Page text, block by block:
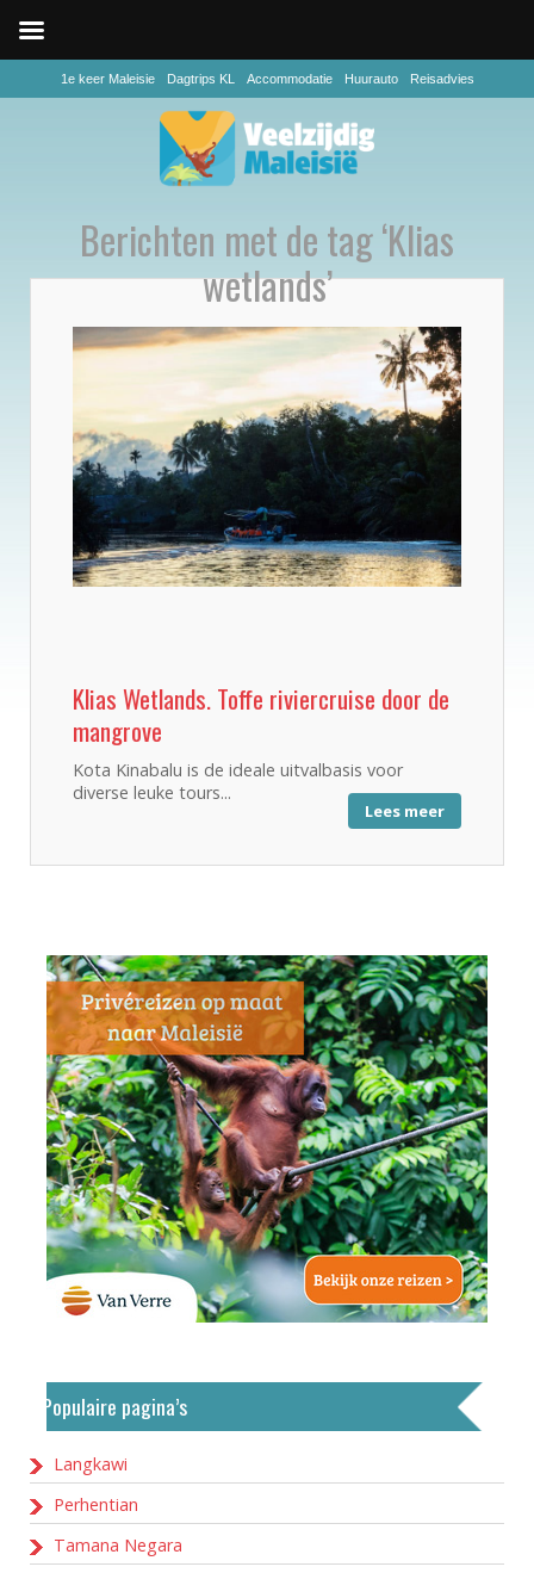
1e keer Maleisie Dagtrips KL Accommodatie Huurauto Reisadvies
Berichten met de tag ‘Klias
wetlands’
Klias Wetlands. Toffe riviercruise door de
mangrove
Kota Kinabalu is de ideale uitvalbasis voor
diverse leuke tours...
Lees meer
Populaire pagina’s
Langkawi
Perhentian
Tamana Negara